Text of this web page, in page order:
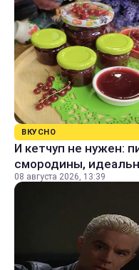
ВКУСНО
И кетчуп не нужен:
смородины,
08 августа 2026, 13:39